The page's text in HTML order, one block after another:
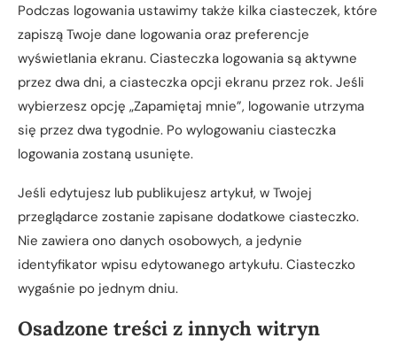
Podczas logowania ustawimy także kilka ciasteczek, które
zapiszą Twoje dane logowania oraz preferencje
wyświetlania ekranu. Ciasteczka logowania są aktywne
przez dwa dni, a ciasteczka opcji ekranu przez rok. Jeśli
wybierzesz opcję „Zapamiętaj mnie”, logowanie utrzyma
się przez dwa tygodnie. Po wylogowaniu ciasteczka
logowania zostaną usunięte.
Jeśli edytujesz lub publikujesz artykuł, w Twojej
przeglądarce zostanie zapisane dodatkowe ciasteczko.
Nie zawiera ono danych osobowych, a jedynie
identyfikator wpisu edytowanego artykułu. Ciasteczko
wygaśnie po jednym dniu.
Osadzone treści z innych witryn